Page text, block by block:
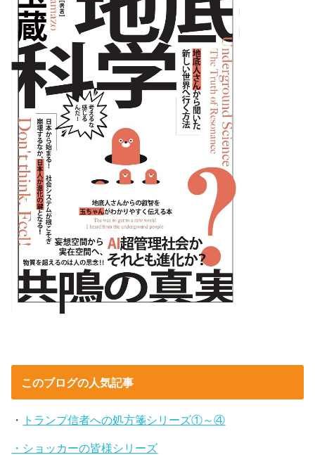
このブログの人気記事
・ トランプ信者への処方箋シリーズ①～④
・ショッカーの皆様シリーズ